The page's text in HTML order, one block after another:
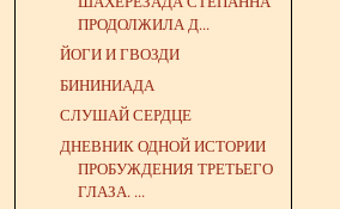
ПРОДОЛЖИЛА Д...
ЙОГИ И ГВОЗДИ
БИНИНИАДА
СЛУШАЙ СЕРДЦЕ
ДНЕВНИК ОДНОЙ ИСТОРИИ
ПРОБУЖДЕНИЯ ТРЕТЬЕГО
ГЛАЗА. ...